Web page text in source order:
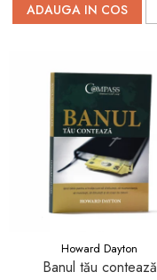
ADAUGA IN COS
Howard Dayton
Banul tău contează